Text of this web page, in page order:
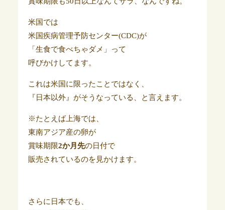
米国では
米国疾病管理予防センター(CDC)が
「生食で食べちゃダメ」って
呼びかけしてます。
これは米国に限ったことではなく、
『日本以外』がそうなっている、と言えます。
※たとえば上海では、
東南アジア産の卵が
賞味期限2か月先の日付で
販売されているのを見かけます。
さらに日本でも、